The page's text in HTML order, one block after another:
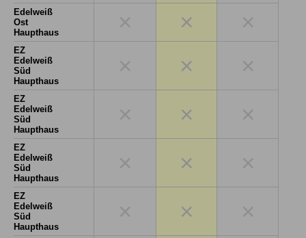
Edelweiß
Ost
Haupthaus
×
EZ
Edelweiß
Süd
Haupthaus
×
EZ
Edelweiß
Süd
Haupthaus
×
EZ
Edelweiß
Süd
Haupthaus
×
EZ
Edelweiß
Süd
Haupthaus
×